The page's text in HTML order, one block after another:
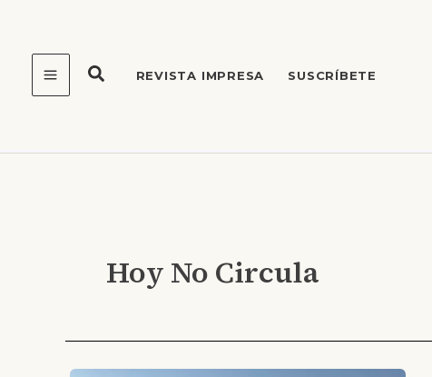
contenido
REVISTA IMPRESA SUSCRÍBETE
Hoy No Circula